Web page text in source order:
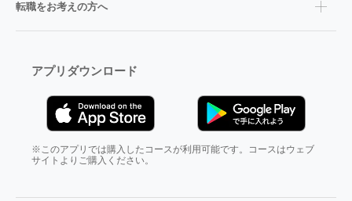
転職をお考えの方へ
アプリダウンロード
※このアプリでは購入したコースが利用可能です。コースはウェブ
サイトよりご購入ください。